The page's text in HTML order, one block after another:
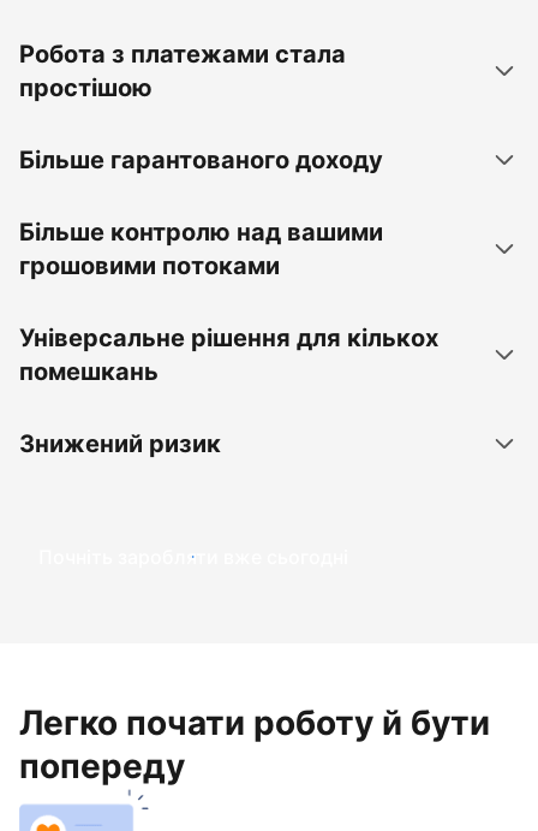
Робота з платежами стала
простішою
Більше гарантованого доходу
Більше контролю над вашими
грошовими потоками
Універсальне рішення для кількох
помешкань
Знижений ризик
Почніть заробляти вже сьогодні
Легко почати роботу й бути
попереду